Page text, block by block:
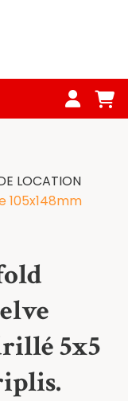
LOCATION
105x148mm
5x5